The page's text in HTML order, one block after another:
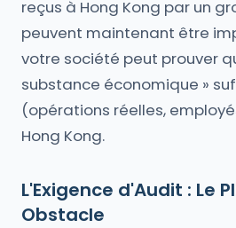
reçus à Hong Kong par un
peuvent maintenant être
votre société peut prouver
substance économique »
(opérations réelles,
Hong Kong.
L'Exigence d'Audit : Le
Obstacle